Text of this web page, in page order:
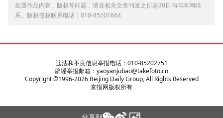
如遇作品内容、版权等问题，请在相关文章刊发之日起30日内与本网联
系。版权侵权联系电话：010-85201664
违法和不良信息举报电话：010-85202751
辟谣举报邮箱：yaoyanjubao@takefoto.cn
Copyright ©1996-2026Beijing Daily Group, All Rights Reserved
京报网版权所有